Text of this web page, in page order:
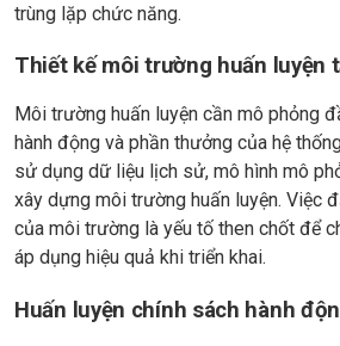
trùng lặp chức năng.
Thiết kế môi trường huấn luyện
Môi trường huấn luyện cần mô phỏng
hành động và phần thưởng của hệ
sử dụng dữ liệu lịch sử, mô hình mô
xây dựng môi trường huấn luyện. Việc
của môi trường là yếu tố then chốt để
áp dụng hiệu quả khi triển khai.
Huấn luyện chính sách hành